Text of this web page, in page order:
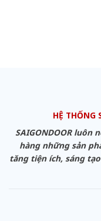
HỆ THỐNG
SAIGONDOOR luôn
hàng những sản
tăng tiện ích, sáng